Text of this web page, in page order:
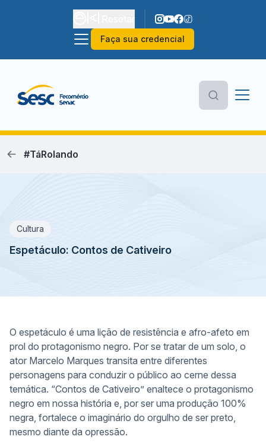
Faça sua credencial
#TáRolando
Cultura
Espetáculo: Contos de Cativeiro
O espetáculo é uma lição de resistência e afro-afeto em
prol do protagonismo negro. Por se tratar de um solo, o
ator Marcelo Marques transita entre diferentes
personagens para conduzir o público ao cerne dessa
temática. “Contos de Cativeiro” enaltece o protagonismo
negro em nossa história e, por ser uma produção 100%
negra, fortalece o imaginário do orgulho de ser preto,
mesmo diante da opressão.